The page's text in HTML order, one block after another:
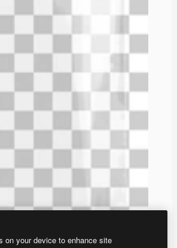
on your device to enhance site